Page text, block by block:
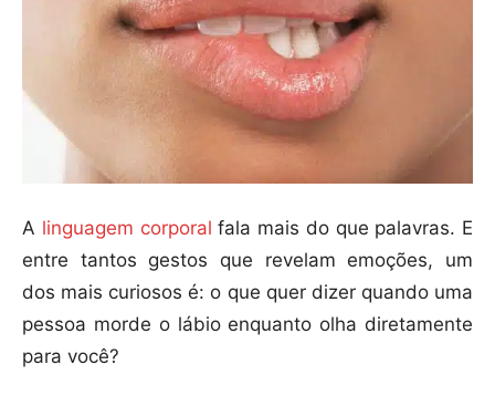
A linguagem corporalfala mais do que palavras. E
entre tantos gestos que revelam emoções, um
dos mais curiosos é: o que quer dizer quando uma
pessoa morde o lábio enquanto olha diretamente
para você?